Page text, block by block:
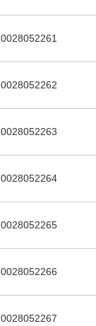
0028052261
0028052262
0028052263
0028052264
0028052265
0028052266
0028052267